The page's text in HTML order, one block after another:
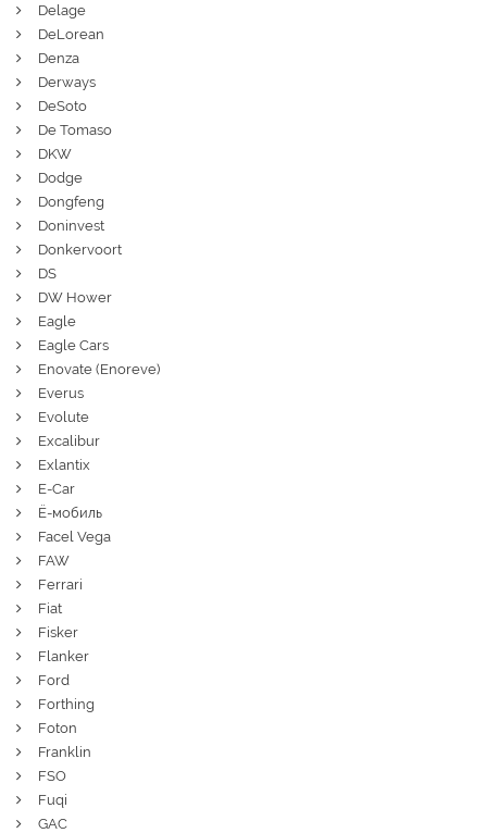
Delage
DeLorean
Denza
Derways
DeSoto
De Tomaso
DKW
Dodge
Dongfeng
Doninvest
Donkervoort
DS
DW Hower
Eagle
Eagle Cars
Enovate (Enoreve)
Everus
Evolute
Excalibur
Exlantix
E-Car
Ё-мобиль
Facel Vega
FAW
Ferrari
Fiat
Fisker
Flanker
Ford
Forthing
Foton
Franklin
FSO
Fuqi
GAC